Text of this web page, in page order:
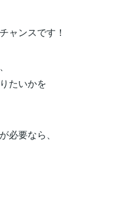
ャンスです！
たいかを
必要なら、